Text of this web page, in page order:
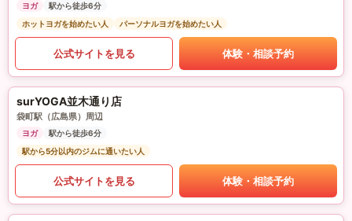
ヨガ
駅から徒歩6分
ホットヨガを始めたい人
パーソナルヨガを始めたい人
公式サイトを見る 体験・相談予約
surYOGA並木通り店
袋町駅（広島県）周辺
ヨガ
駅から徒歩6分
駅から5分以内のジムに通いたい人
公式サイトを見る 体験・相談予約